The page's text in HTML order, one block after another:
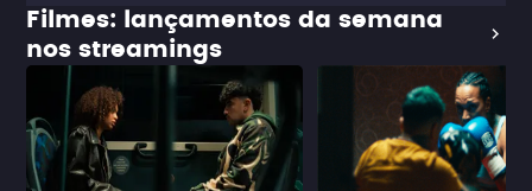
Filmes: lançamentos da semana
nos streamings